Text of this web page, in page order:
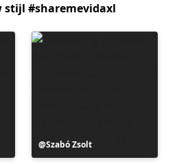
stijl #sharemevidaxl
Bericht
gepubliceerd
Szabó Zsolt